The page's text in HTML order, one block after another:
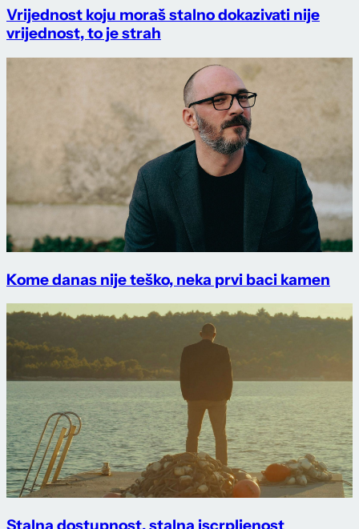
Vrijednost koju moraš stalno dokazivati nije
vrijednost, to je strah
Kome danas nije teško, neka prvi baci kamen